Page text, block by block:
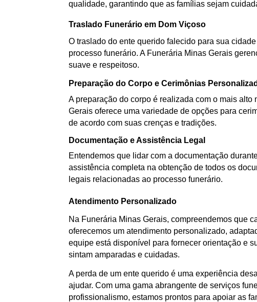
qualidade, garantindo que as famílias sejam
Traslado Funerário em Dom Viçoso
O traslado do ente querido falecido para sua
processo funerário. A Funerária Minas Gerais
suave e respeitoso.
Preparação do Corpo e Cerimônias
A preparação do corpo é realizada com o mais
Gerais oferece uma variedade de opções para
de acordo com suas crenças e tradições.
Documentação e Assistência Legal
Entendemos que lidar com a documentação
assistência completa na obtenção de todos os
legais relacionadas ao processo funerário.
Atendimento Personalizado
Na Funerária Minas Gerais, compreendemos que
oferecemos um atendimento personalizado,
equipe está disponível para fornecer orientação e
sintam amparadas e cuidadas.
A perda de um ente querido é uma experiência
ajudar. Com uma gama abrangente de serviços
profissionalismo, estamos prontos para apoiar as